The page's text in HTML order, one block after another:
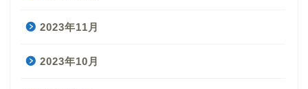
2023年11月
2023年10月